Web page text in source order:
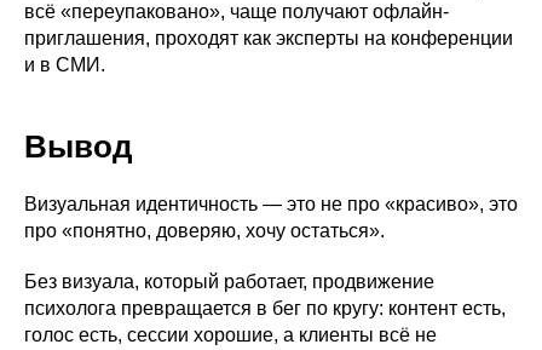
всё «переупаковано», чаще получают офлайн-
приглашения, проходят как эксперты на конференции
и в СМИ.
Вывод
Визуальная идентичность — это не про «красиво», это
про «понятно, доверяю, хочу остаться».
Без визуала, который работает, продвижение
психолога превращается в бег по кругу: контент есть,
голос есть, сессии хорошие, а клиенты всё не